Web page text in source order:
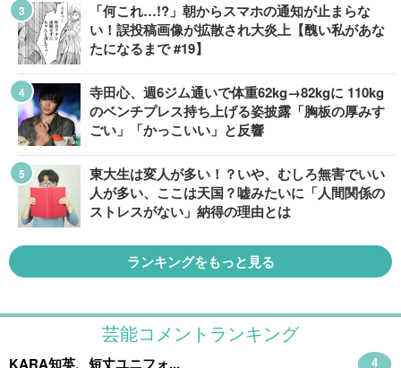
「何これ…!?」朝からスマホの通知が止まらな
い！誤投稿画像が拡散され大炎上【醜い私があな
たになるまで #19】
寺田心、週6ジム通いで体重62kg→82kgに 110kg
のベンチプレス持ち上げる姿披露「胸板の厚みす
ごい」「かっこいい」と反響
東大生は変人が多い！？いや、むしろ無害でいい
人が多い、ここは天国？嘘みたいに「人間関係の
ストレスがない」納得の理由とは
ランキングをもっと見る